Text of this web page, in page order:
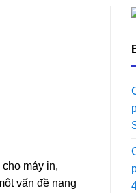
máy in,
vấn đề nang